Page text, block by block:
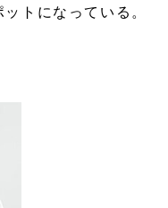
トになっている。